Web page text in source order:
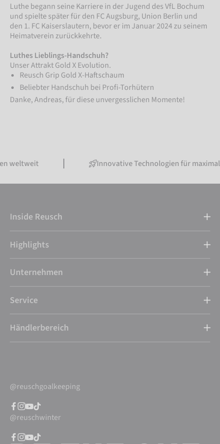
Luthe begann seine Karriere in der Jugend des VfL Bochum
und spielte später für den FC Augsburg, Union Berlin und
den 1. FC Kaiserslautern, bevor er im Januar 2024 zu seinem
Heimatverein zurückkehrte.
Luthes Lieblings-Handschuh?
Unser Attrakt Gold X Evolution.
Reusch Grip Gold X-Haftschaum
Beliebter Handschuh bei Profi-Torhütern
Danke, Andreas, für diese unvergesslichen Momente!
weltweit Innovative Technologien für maximale
Inside Reusch
Highlights
Unternehmen
Service
Händlerbereich
@reuschgoalkeeping
@reuschwinter